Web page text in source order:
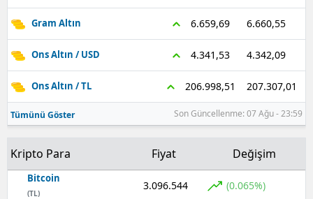
Gram Altın 6.659,69 6.660,55
Ons Altın / USD 4.341,53 4.342,09
Ons Altın / TL 206.998,51 207.307,01
Tümünü Göster Son Güncellenme: 07 Ağu - 23:59
Kripto Para Fiyat Değişim
Bitcoin
(TL)
3.096.544 (0.065%)